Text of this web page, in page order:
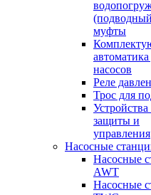
муфты
автоматика
насосов
Реле
Трос для
Устройства
защиты и
управления
Насосные
Насосные
AWT
Насосные